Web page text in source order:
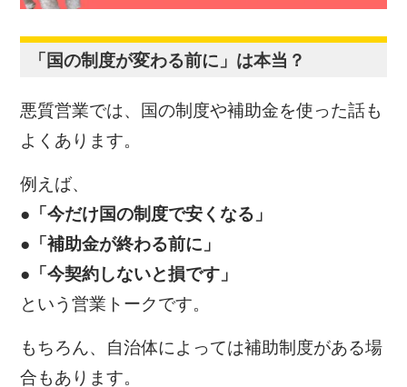
「国の制度が変わる前に」は本当？
悪質営業では、国の制度や補助金を使った話も
よくあります。
例えば、
●「今だけ国の制度で安くなる」
●「補助金が終わる前に」
●「今契約しないと損です」
という営業トークです。
もちろん、自治体によっては補助制度がある場
合もあります。